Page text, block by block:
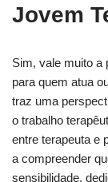
Jovem
Sim, vale muito a
para quem atua
traz uma
o trabalho
entre terapeuta e
a compreender
sensibilidade,